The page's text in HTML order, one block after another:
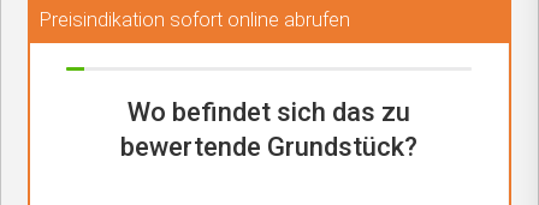
Preisindikation sofort online abrufen